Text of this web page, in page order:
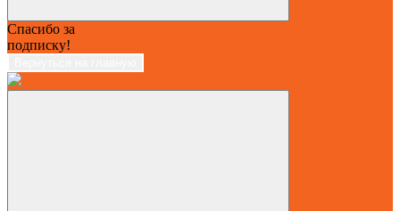
Спасибо за
подписку!